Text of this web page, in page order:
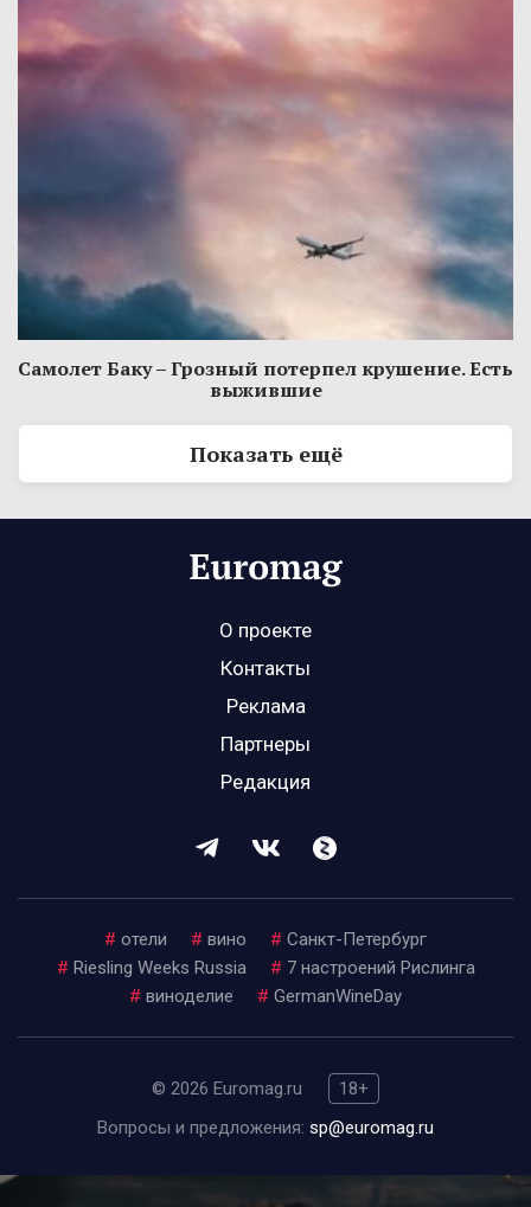
Самолет Баку – Грозный потерпел крушение. Есть
выжившие
Показать ещё
О проекте
Контакты
Реклама
Партнеры
Редакция
# отели # вино # Санкт-Петербург
# Riesling Weeks Russia # 7 настроений Рислинга
# виноделие # GermanWineDay
© 2026 Euromag.ru
18+
Вопросы и предложения: sp@euromag.ru